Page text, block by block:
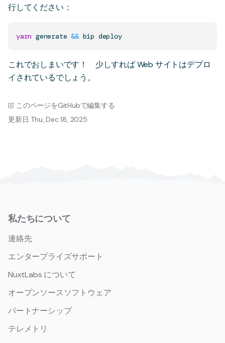
行してください：
yarn generate && bip deploy
これでおしまいです！ 少しすれば Web サイトはデプロ
イされているでしょう。
このページをGitHubで編集する
更新日 Thu, Dec 18, 2025
私たちについて
連絡先
エンタープライズサポート
NuxtLabs について
オープンソースソフトウェア
パートナーシップ
テレメトリ